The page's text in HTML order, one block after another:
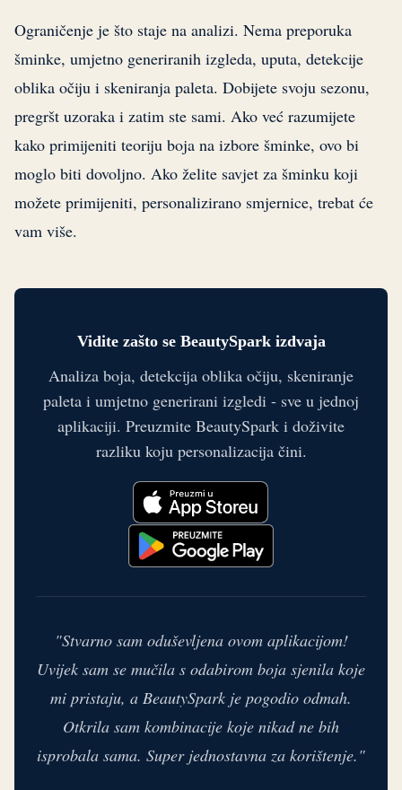
Ograničenje je što staje na analizi. Nema preporuka
šminke, umjetno generiranih izgleda, uputa, detekcije
oblika očiju i skeniranja paleta. Dobijete svoju sezonu,
pregršt uzoraka i zatim ste sami. Ako već razumijete
kako primijeniti teoriju boja na izbore šminke, ovo bi
moglo biti dovoljno. Ako želite savjet za šminku koji
možete primijeniti, personalizirano smjernice, trebat će
vam više.
Vidite zašto se BeautySpark izdvaja
Analiza boja, detekcija oblika očiju, skeniranje
paleta i umjetno generirani izgledi - sve u jednoj
aplikaciji. Preuzmite BeautySpark i doživite
razliku koju personalizacija čini.
"Stvarno sam oduševljena ovom aplikacijom!
Uvijek sam se mučila s odabirom boja sjenila koje
mi pristaju, a BeautySpark je pogodio odmah.
Otkrila sam kombinacije koje nikad ne bih
isprobala sama. Super jednostavna za korištenje."